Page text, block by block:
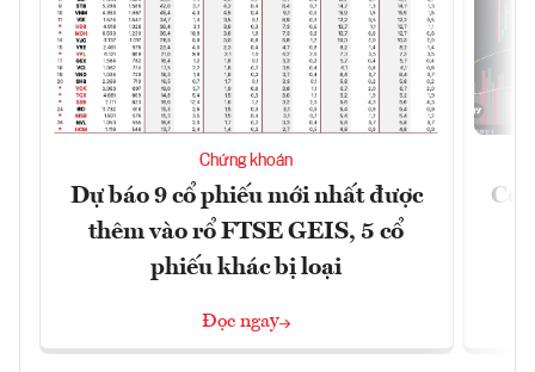
Chứng khoán
Dự báo 9 cổ phiếu mới nhất được
thêm vào rổ FTSE GEIS, 5 cổ
phiếu khác bị loại
Đọc ngay
Có